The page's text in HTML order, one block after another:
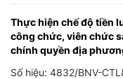
Thực hiện chế độ tiền
công chức, viên chức
chính quyền địa
Số hiệu: 4832/BNV-